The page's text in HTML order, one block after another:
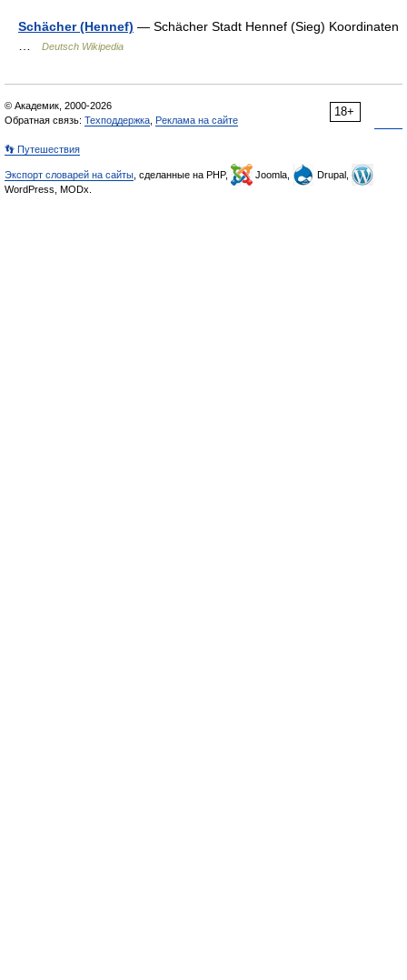
Schächer (Hennef) — Schächer Stadt Hennef (Sieg) Koordinaten
Deutsch Wikipedia
18+
© Академик, 2000-2026
Обратная связь: Техподдержка Реклама на сайте
👣 Путешествия
Экспорт словарей на сайты , сделанные на PHP, Joomla,
Drupal,
WordPress, MODx.